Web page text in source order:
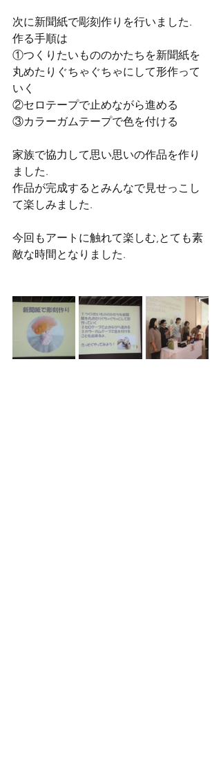
次に新聞紙で彫刻作りを行いました.
作る手順は
①つくりたいもののかたちを新聞紙を
丸めたりぐちゃぐちゃにして形作って
いく
②セロテープで止めながら進める
③カラーガムテープで色を付ける
家族で協力して思い思いの作品を作り
ました.
作品が完成するとみんなで見せっこし
て楽しみました.
今回もアートに触れて楽しむ,とても素
敵な時間となりました.